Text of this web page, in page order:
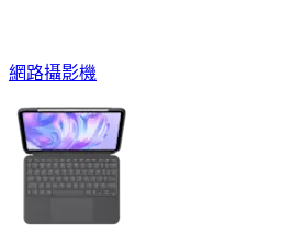
網路攝影機